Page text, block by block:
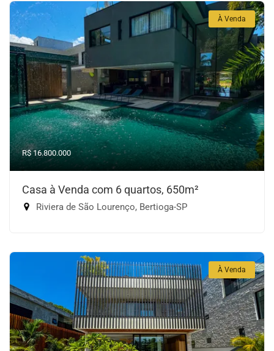
À Venda
R$ 16.800.000
Casa à Venda com 6 quartos, 650m²
Riviera de São Lourenço, Bertioga-SP
À Venda